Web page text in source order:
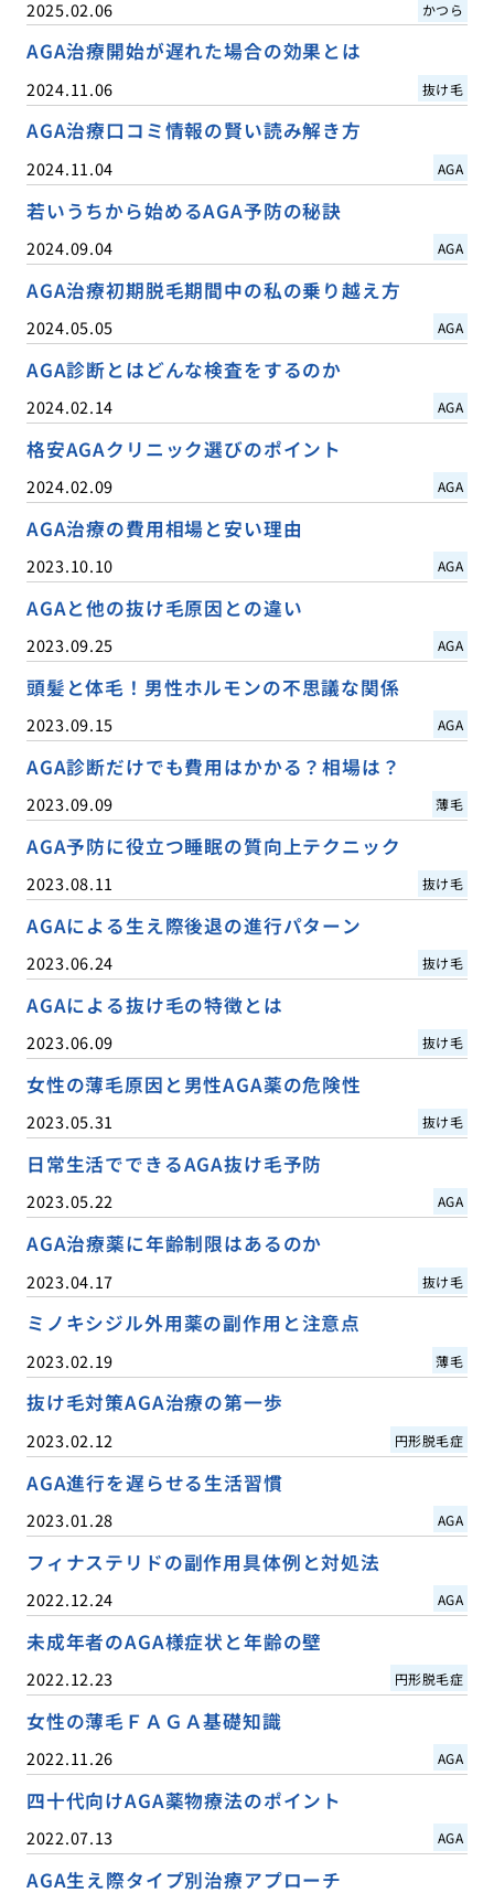
2025.02.06 かつら
AGA治療開始が遅れた場合の効果とは
2024.11.06 抜け毛
AGA治療口コミ情報の賢い読み解き方
2024.11.04 AGA
若いうちから始めるAGA予防の秘訣
2024.09.04 AGA
AGA治療初期脱毛期間中の私の乗り越え方
2024.05.05 AGA
AGA診断とはどんな検査をするのか
2024.02.14 AGA
格安AGAクリニック選びのポイント
2024.02.09 AGA
AGA治療の費用相場と安い理由
2023.10.10 AGA
AGAと他の抜け毛原因との違い
2023.09.25 AGA
頭髪と体毛！男性ホルモンの不思議な関係
2023.09.15 AGA
AGA診断だけでも費用はかかる？相場は？
2023.09.09 薄毛
AGA予防に役立つ睡眠の質向上テクニック
2023.08.11 抜け毛
AGAによる生え際後退の進行パターン
2023.06.24 抜け毛
AGAによる抜け毛の特徴とは
2023.06.09 抜け毛
女性の薄毛原因と男性AGA薬の危険性
2023.05.31 抜け毛
日常生活でできるAGA抜け毛予防
2023.05.22 AGA
AGA治療薬に年齢制限はあるのか
2023.04.17 抜け毛
ミノキシジル外用薬の副作用と注意点
2023.02.19 薄毛
抜け毛対策AGA治療の第一歩
2023.02.12 円形脱毛症
AGA進行を遅らせる生活習慣
2023.01.28 AGA
フィナステリドの副作用具体例と対処法
2022.12.24 AGA
未成年者のAGA様症状と年齢の壁
2022.12.23 円形脱毛症
女性の薄毛ＦＡＧＡ基礎知識
2022.11.26 AGA
四十代向けAGA薬物療法のポイント
2022.07.13 AGA
AGA生え際タイプ別治療アプローチ